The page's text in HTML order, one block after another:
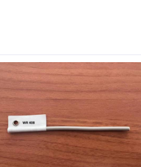
Класс горючести
Группа истираемости
Особенности коллекции